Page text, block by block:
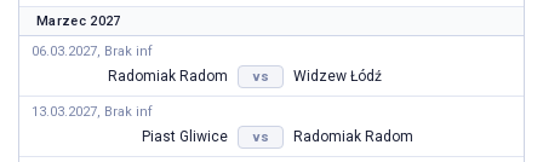
Marzec 2027
06.03.2027, Brak inf
Radomiak Radom vs Widzew Łódź
13.03.2027, Brak inf
Piast Gliwice vs Radomiak Radom